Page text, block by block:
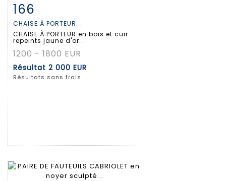
Fiche détaillée
166
CHAISE À PORTEUR...
CHAISE À PORTEUR en bois et cuir
repeints jaune d'or...
1200 - 1800 EUR
Résultat 2 000 EUR
Résultats sans frais